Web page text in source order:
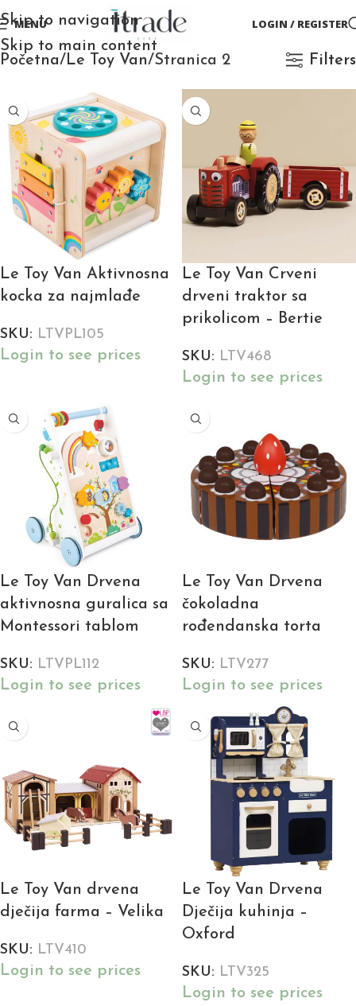
Skip to navigation
Skip to main content
MENU LOGIN / REGISTER
Početna Le Toy Van Stranica 2 Filters
Le Toy Van Aktivnosna
kocka za najmlađe
SKU: LTVPL105
Login to see prices
Le Toy Van Crveni
drveni traktor sa
prikolicom – Bertie
SKU: LTV468
Login to see prices
Le Toy Van Drvena
aktivnosna guralica sa
Montessori tablom
SKU: LTVPL112
Login to see prices
Le Toy Van Drvena
čokoladna
rođendanska torta
SKU: LTV277
Login to see prices
Le Toy Van drvena
dječija farma – Velika
SKU: LTV410
Login to see prices
Le Toy Van Drvena
Dječija kuhinja –
Oxford
SKU: LTV325
Login to see prices